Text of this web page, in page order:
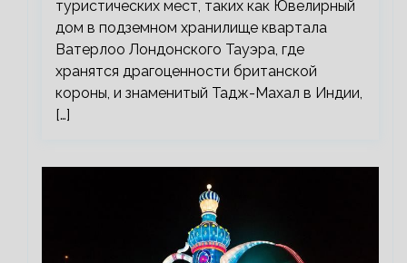
туристических мест, таких как Ювелирный
дом в подземном хранилище квартала
Ватерлоо Лондонского Тауэра, где
хранятся драгоценности британской
короны, и знаменитый Тадж-Махал в Индии,
[…]